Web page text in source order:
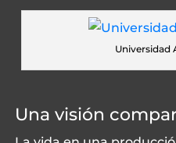
Universidad
Una visión